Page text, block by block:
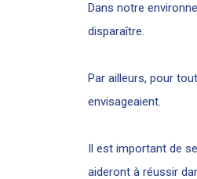
Dans notre
disparaître.
Par ailleurs, pour
envisageaient.
Il est important de
aideront à réussir